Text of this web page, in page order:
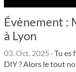
Évènement :
à Lyon
03. Oct. 2025 ·Tu es
DIY ? Alors le tout